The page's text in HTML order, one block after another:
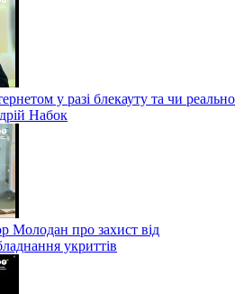
у разі блекауту та чи реально
Набок
Молодан про захист від
укриттів